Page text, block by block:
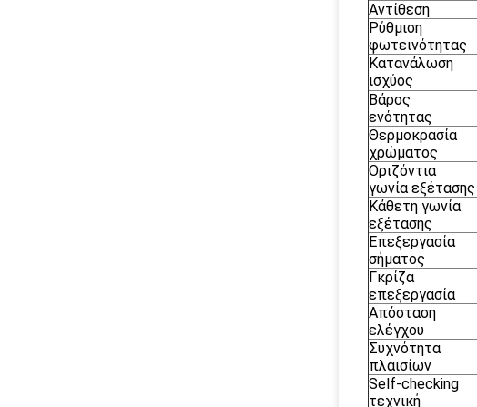
Αντίθεση
Ρύθμιση
φωτεινότητας
Κατανάλωση
ισχύος
Βάρος
ενότητας
Θερμοκρασία
χρώματος
Οριζόντια
γωνία εξέτασης
Κάθετη γωνία
εξέτασης
Επεξεργασία
σήματος
Γκρίζα
επεξεργασία
Απόσταση
ελέγχου
Συχνότητα
πλαισίων
Self-checking
τεχνική